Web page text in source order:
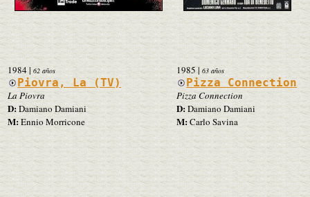
1984| 62 años
Piovra, La (TV)
La Piovra
D:Damiano Damiani
M: Ennio Morricone
1985| 63 años
Pizza Connection
Pizza Connection
D:Damiano Damiani
M:Carlo Savina